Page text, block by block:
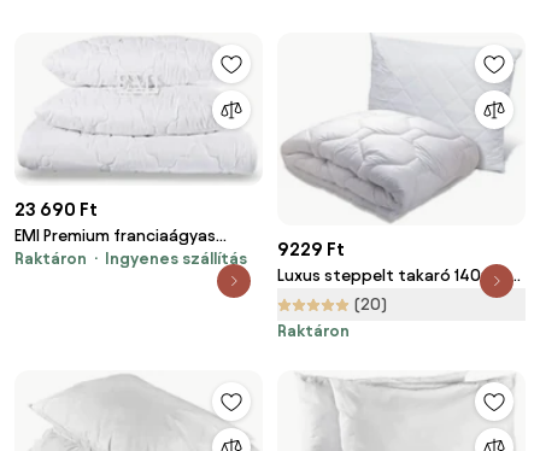
23 690 Ft
EMI Premium franciaágyas
paplan és párna készlet
200x200 cm + 2 db 70x90 cm
Raktáron Ingyenes szállítás 9229 Ft
Luxus steppelt takaró 140x200
cm, 50x70 cm-es párnával
(20)
Raktáron